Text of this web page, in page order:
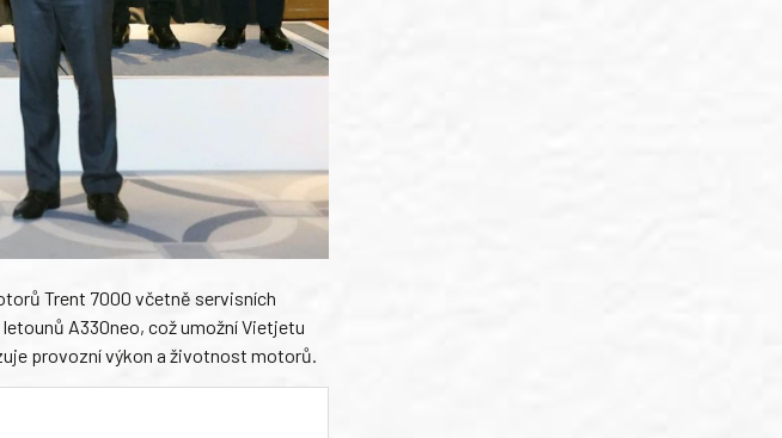
Trent 7000 včetně servisních
A330neo, což umožní Vietjetu
provozní výkon a životnost motorů.